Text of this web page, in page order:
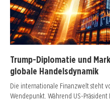
Trump-Diplomatie und
globale Handelsdynamik
Die internationale Finanzwelt steht
Wendepunkt. Während US-